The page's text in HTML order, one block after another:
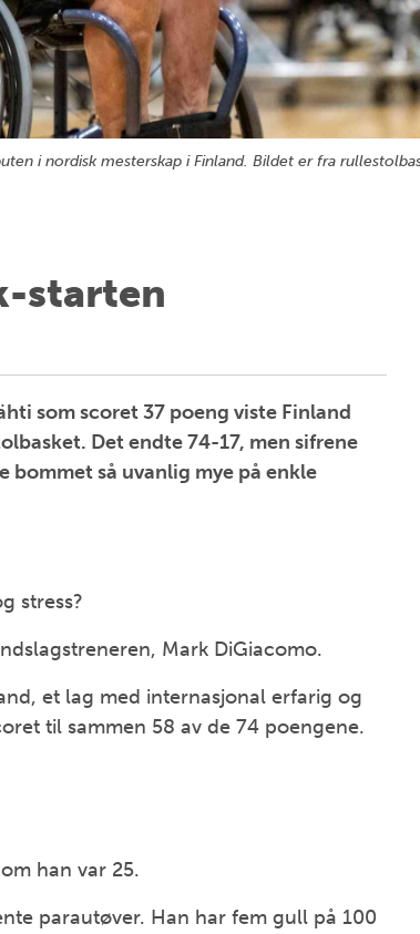
i nordisk mesterskap i Finland. Bildet er fra
starten
som scoret 37 poeng viste Finland
Det endte 74-17, men sifrene
så uvanlig mye på enkle
stress?
Mark DiGiacomo.
et lag med internasjonal erfarig og
til sammen 58 av de 74 poengene.
han var 25.
parautøver. Han har fem gull på 100